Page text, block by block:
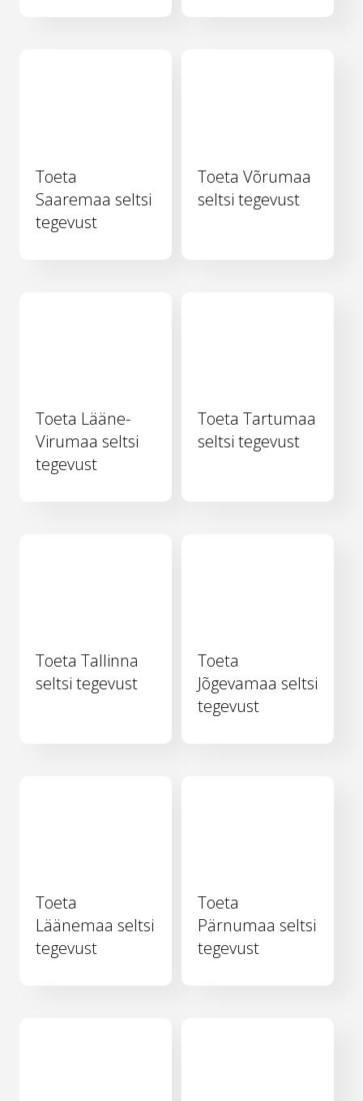
Toeta
Saaremaa seltsi
tegevust
Toeta Võrumaa
seltsi tegevust
Toeta Lääne-
Virumaa seltsi
tegevust
Toeta Tartumaa
seltsi tegevust
Toeta Tallinna
seltsi tegevust
Toeta
Jõgevamaa seltsi
tegevust
Toeta
Läänemaa seltsi
tegevust
Toeta
Pärnumaa seltsi
tegevust